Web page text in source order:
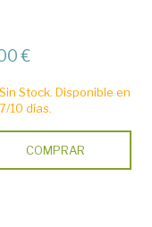
€
Sin Stock. Disponible en
7/10 días.
COMPRAR